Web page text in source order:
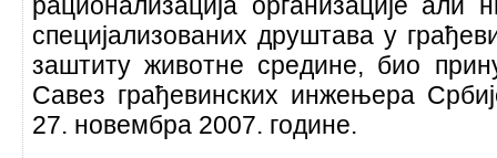
специјализованих друштава у
заштиту животне средине, био
Савез грађевинских инжењера
27. новембра 2007. године.